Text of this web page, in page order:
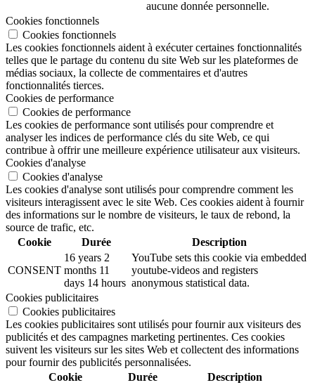
aucune donnée personnelle.
Cookies fonctionnels
Cookies fonctionnels
Les cookies fonctionnels aident à exécuter certaines fonctionnalités
telles que le partage du contenu du site Web sur les plateformes de
médias sociaux, la collecte de commentaires et d'autres
fonctionnalités tierces.
Cookies de performance
Cookies de performance
Les cookies de performance sont utilisés pour comprendre et
analyser les indices de performance clés du site Web, ce qui
contribue à offrir une meilleure expérience utilisateur aux visiteurs.
Cookies d'analyse
Cookies d'analyse
Les cookies d'analyse sont utilisés pour comprendre comment les
visiteurs interagissent avec le site Web. Ces cookies aident à fournir
des informations sur le nombre de visiteurs, le taux de rebond, la
source de trafic, etc.
Cookie
Durée Description
CONSENT
16 years 2
months 11
days 14 hours
YouTube sets this cookie via embedded
youtube-videos and registers
anonymous statistical data.
Cookies publicitaires
Cookies publicitaires
Les cookies publicitaires sont utilisés pour fournir aux visiteurs des
publicités et des campagnes marketing pertinentes. Ces cookies
suivent les visiteurs sur les sites Web et collectent des informations
pour fournir des publicités personnalisées.
Cookie
Durée Description